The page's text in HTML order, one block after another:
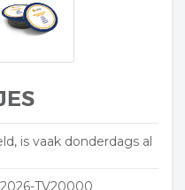
is vaak donderdags al
2026-TV20000